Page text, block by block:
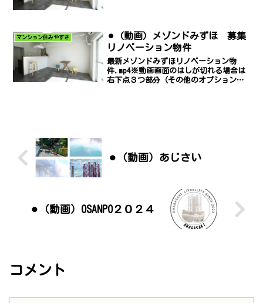
マンション住みやすさ
⚫︎（動画）メゾンドみずほ 募集
リノベーション物件
最新メゾンドみずほリノベーション物
件.mp4※動画画面のはしが切れる場合は
右下点３つ部分（その他のオプション）
⚫︎（動画）あじさい
⚫︎（動画）OSANPO２０２４
コメント